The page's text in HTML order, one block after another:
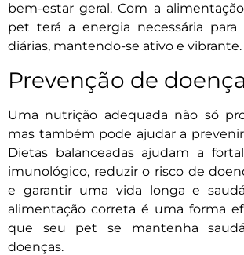
bem-estar geral. Com a
pet terá a energia necessária para
diárias, mantendo-se ativo e vibrante.
Prevenção de
Uma nutrição adequada não só
mas também pode ajudar a prevenir
Dietas balanceadas ajudam a
imunológico, reduzir o risco de
e garantir uma vida longa e
alimentação correta é uma forma
que seu pet se mantenha
doenças.